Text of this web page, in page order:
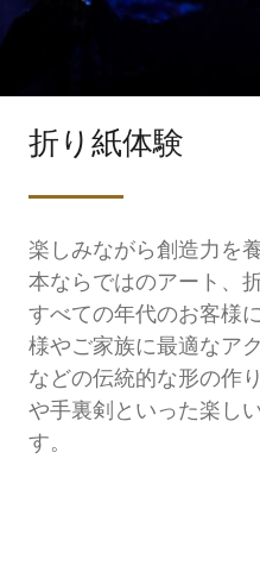
折り紙体験
楽しみながら創造力を
本ならではのアート、
すべての年代のお客様
様やご家族に最適なア
などの伝統的な形の作
や手裏剣といった楽し
す。